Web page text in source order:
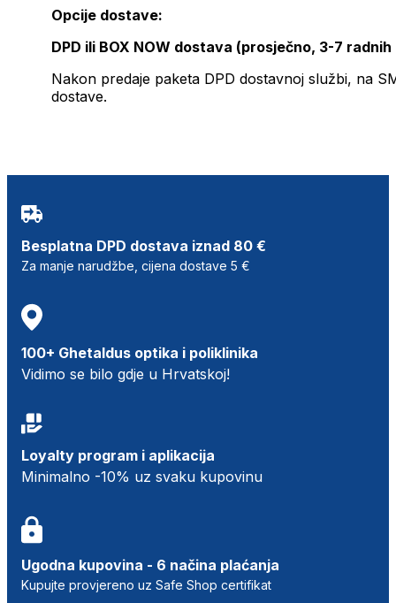
Opcije dostave:
DPD ili BOX NOW dostava (prosječno, 3-7 radnih
Nakon predaje paketa DPD dostavnoj službi, na
dostave.
Besplatna DPD dostava iznad 80 €
Za manje narudžbe, cijena dostave 5 €
100+ Ghetaldus optika i poliklinika
Vidimo se bilo gdje u Hrvatskoj!
Loyalty program i aplikacija
Minimalno -10% uz svaku kupovinu
Ugodna kupovina - 6 načina plaćanja
Kupujte provjereno uz Safe Shop certifikat